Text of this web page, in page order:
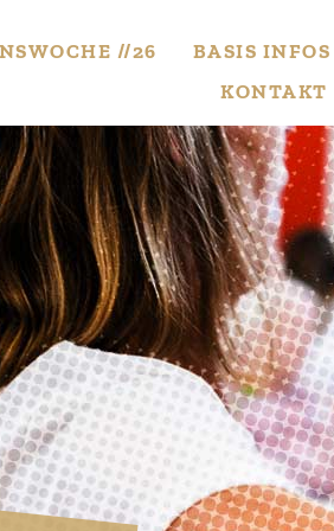
//26 BASIS INFOS
KONTAKT